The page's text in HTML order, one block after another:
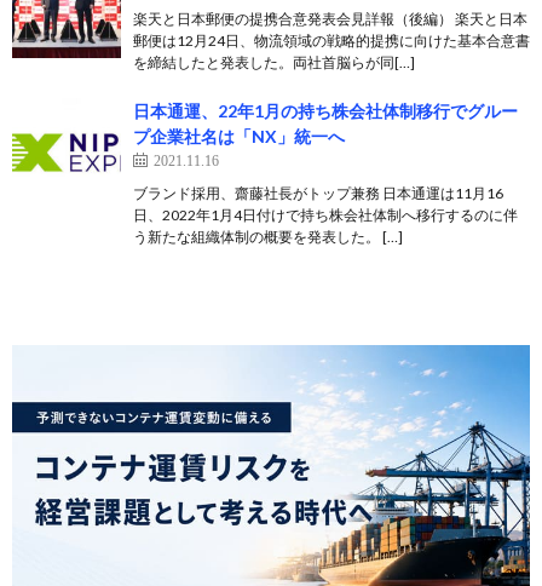
楽天と日本郵便の提携合意発表会見詳報（後編） 楽天と日本
郵便は12月24日、物流領域の戦略的提携に向けた基本合意書
を締結したと発表した。両社首脳らが同[…]
日本通運、22年1月の持ち株会社体制移行でグルー
プ企業社名は「NX」統一へ
2021.11.16
ブランド採用、齋藤社長がトップ兼務 日本通運は11月16
日、2022年1月4日付けで持ち株会社体制へ移行するのに伴
う新たな組織体制の概要を発表した。 […]